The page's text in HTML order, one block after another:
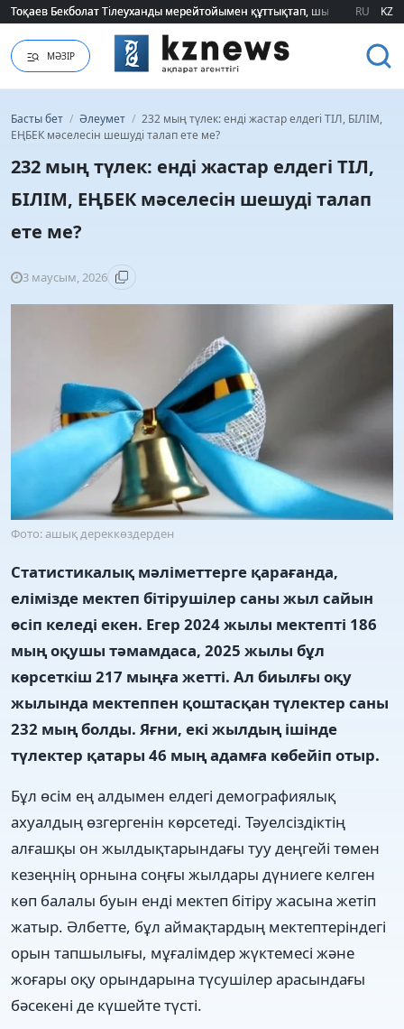
Тоқаев Бекболат Тілеуханды мерейтойымен құттықтап, шығармашылық
Тоқаев Бекболат Тілеуханды мерейтойымен құттықтап, шығармашылық
RU KZ
МӘЗІР
Басты бет / Әлеумет / 232 мың түлек: енді жастар елдегі ТІЛ, БІЛІМ,
ЕҢБЕК мәселесін шешуді талап ете ме?
232 мың түлек: енді жастар елдегі ТІЛ,
БІЛІМ, ЕҢБЕК мәселесін шешуді талап
ете ме?
3 маусым, 2026
Фото: ашық дереккөздерден
Статистикалық мәліметтерге қарағанда,
елімізде мектеп бітірушілер саны жыл сайын
өсіп келеді екен. Егер 2024 жылы мектепті 186
мың оқушы тәмамдаса, 2025 жылы бұл
көрсеткіш 217 мыңға жетті. Ал биылғы оқу
жылында мектеппен қоштасқан түлектер саны
232 мың болды. Яғни, екі жылдың ішінде
түлектер қатары 46 мың адамға көбейіп отыр.
Бұл өсім ең алдымен елдегі демографиялық
ахуалдың өзгергенін көрсетеді. Тәуелсіздіктің
алғашқы он жылдықтарындағы туу деңгейі төмен
кезеңнің орнына соңғы жылдары дүниеге келген
көп балалы буын енді мектеп бітіру жасына жетіп
жатыр. Әлбетте, бұл аймақтардың мектептеріндегі
орын тапшылығы, мұғалімдер жүктемесі және
жоғары оқу орындарына түсушілер арасындағы
бәсекені де күшейте түсті.